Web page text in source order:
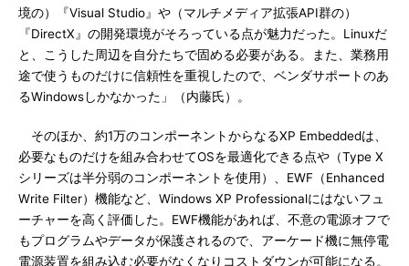
境の）『Visual Studio』や（マルチメディア拡張API群の）
『DirectX』の開発環境がそろっている点が魅力だった。Linuxだ
と、こうした周辺を自分たちで固める必要がある。また、業務用
途で使うものだけに信頼性を重視したので、ベンダサポートのあ
るWindowsしかなかった」（内藤氏）。
そのほか、約1万のコンポーネントからなるXP Embeddedは、
必要なものだけを組み合わせてOSを最適化できる点や（Type X
シリーズは半分弱のコンポーネントを使用）、EWF（Enhanced
Write Filter）機能など、Windows XP Professionalにはないフュ
ーチャーを高く評価した。EWF機能があれば、不意の電源オフで
もプログラムやデータが保護されるので、アーケード機に無停電
電源装置を組み込む必要がなくなりコストダウンが可能になる。